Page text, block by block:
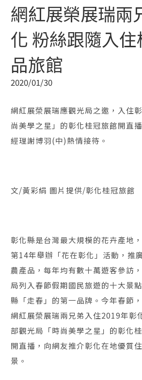
網紅展榮展瑞兩
化 粉絲跟隨入
品旅館
2020/01/30
網紅展榮展瑞應觀光局之邀，入住
尚美學之星」的彰化桂冠旅館開直
經理謝博羽(中)熱情接待。
文/黃彩絹 圖片提供/彰化桂冠旅館
彰化縣是台灣最大規模的花卉產地
第14年舉辦「花在彰化」活動，推
農產品，每年均有數十萬遊客參訪
局列入春節假期國民旅遊的十大景
縣「走春」的第一品牌。今年春節
網紅展榮展瑞兩兄弟入住2019年彰
部觀光局「時尚美學之星」的彰化
開直播，向網友推介彰化在地優質
景。